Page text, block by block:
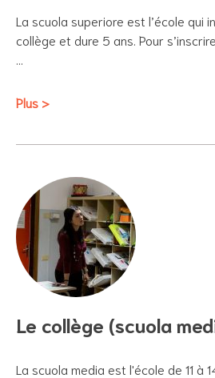
La scuola superiore est l’école qui
collège et dure 5 ans. Pour
Plus >
Le collège (scuola
La scuola media est l'école de 11 à